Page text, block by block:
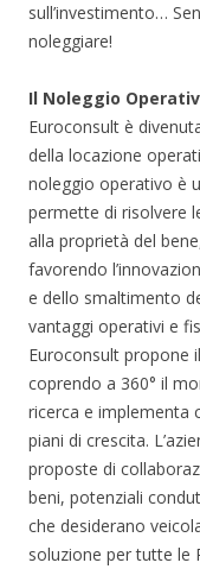
sull’investimento…
noleggiare!
Il Noleggio
Euroconsult è
della locazione
noleggio operativo è
permette di risolvere
alla proprietà del
favorendo
e dello smaltimento
vantaggi operativi e
Euroconsult propone
coprendo a 360° il
ricerca e implementa
piani di crescita.
proposte di
beni, potenziali
che desiderano
soluzione per tutte le